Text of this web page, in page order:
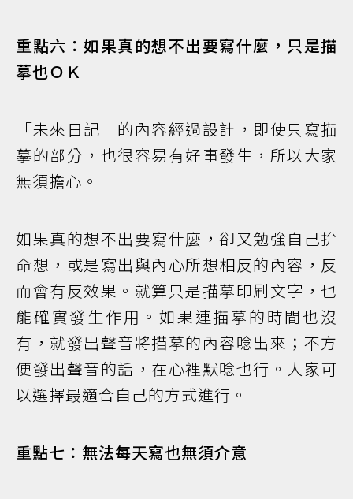
重點六：如果真的想不出要寫什麼，只是描
摹也ＯＫ
「未來日記」的內容經過設計，即使只寫描
摹的部分，也很容易有好事發生，所以大家
無須擔心。
如果真的想不出要寫什麼，卻又勉強自己拚
命想，或是寫出與內心所想相反的內容，反
而會有反效果。就算只是描摹印刷文字，也
能確實發生作用。如果連描摹的時間也沒
有，就發出聲音將描摹的內容唸出來；不方
便發出聲音的話，在心裡默唸也行。大家可
以選擇最適合自己的方式進行。
重點七：無法每天寫也無須介意